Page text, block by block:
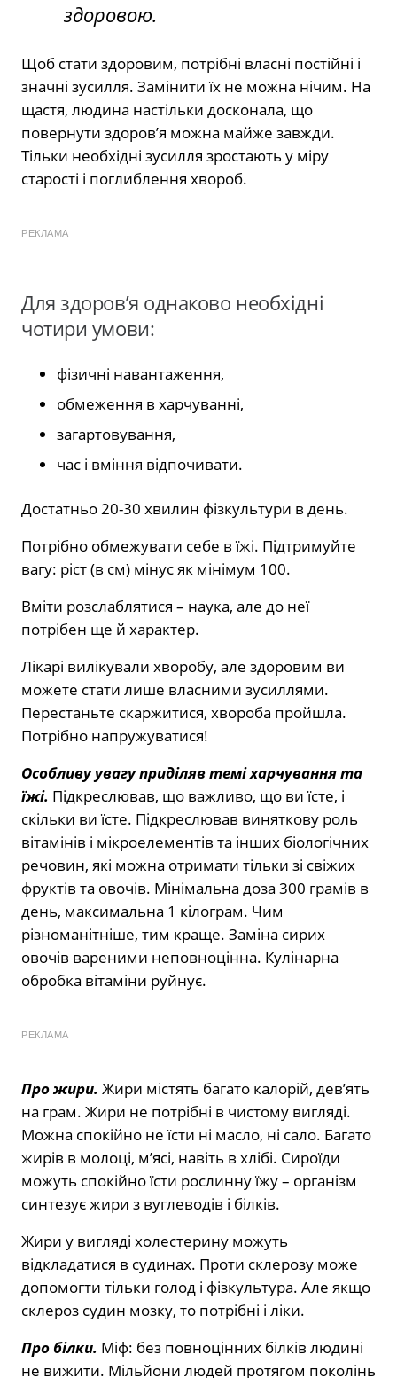
здоровою.
Щоб стати здоровим, потрібні власні постійні і
значні зусилля. Замінити їх не можна нічим. На
щастя, людина настільки досконала, що
повернути здоров’я можна майже завжди.
Тільки необхідні зусилля зростають у міру
старості і поглиблення хвороб.
РЕКЛАМА
Для здоров’я однаково необхідні
чотири умови:
фізичні навантаження,
обмеження в харчуванні,
загартовування,
час і вміння відпочивати.
Достатньо 20-30 хвилин фізкультури в день.
Потрібно обмежувати себе в їжі. Підтримуйте
вагу: ріст (в см) мінус як мінімум 100.
Вміти розслаблятися – наука, але до неї
потрібен ще й характер.
Лікарі вилікували хворобу, але здоровим ви
можете стати лише власними зусиллями.
Перестаньте скаржитися, хвороба пройшла.
Потрібно напружуватися!
Особливу увагу приділяв темі харчування та
їжі. Підкреслював, що важливо, що ви їсте, і
скільки ви їсте. Підкреслював виняткову роль
вітамінів і мікроелементів та інших біологічних
речовин, які можна отримати тільки зі свіжих
фруктів та овочів. Мінімальна доза 300 грамів в
день, максимальна 1 кілограм. Чим
різноманітніше, тим краще. Заміна сирих
овочів вареними неповноцінна. Кулінарна
обробка вітаміни руйнує.
РЕКЛАМА
Про жири. Жири містять багато калорій, дев’ять
на грам. Жири не потрібні в чистому вигляді.
Можна спокійно не їсти ні масло, ні сало. Багато
жирів в молоці, м’ясі, навіть в хлібі. Сироїди
можуть спокійно їсти рослинну їжу – організм
синтезує жири з вуглеводів і білків.
Жири у вигляді холестерину можуть
відкладатися в судинах. Проти склерозу може
допомогти тільки голод і фізкультура. Але якщо
склероз судин мозку, то потрібні і ліки.
Про білки. Міф: без повноцінних білків людині
не вижити. Мільйони людей протягом поколінь